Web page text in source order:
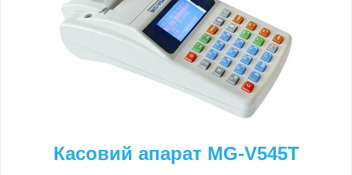
Касовий апарат MG-V545T